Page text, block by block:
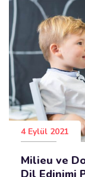
4 Eylül 2021
Milieu ve
Dil Edinimi